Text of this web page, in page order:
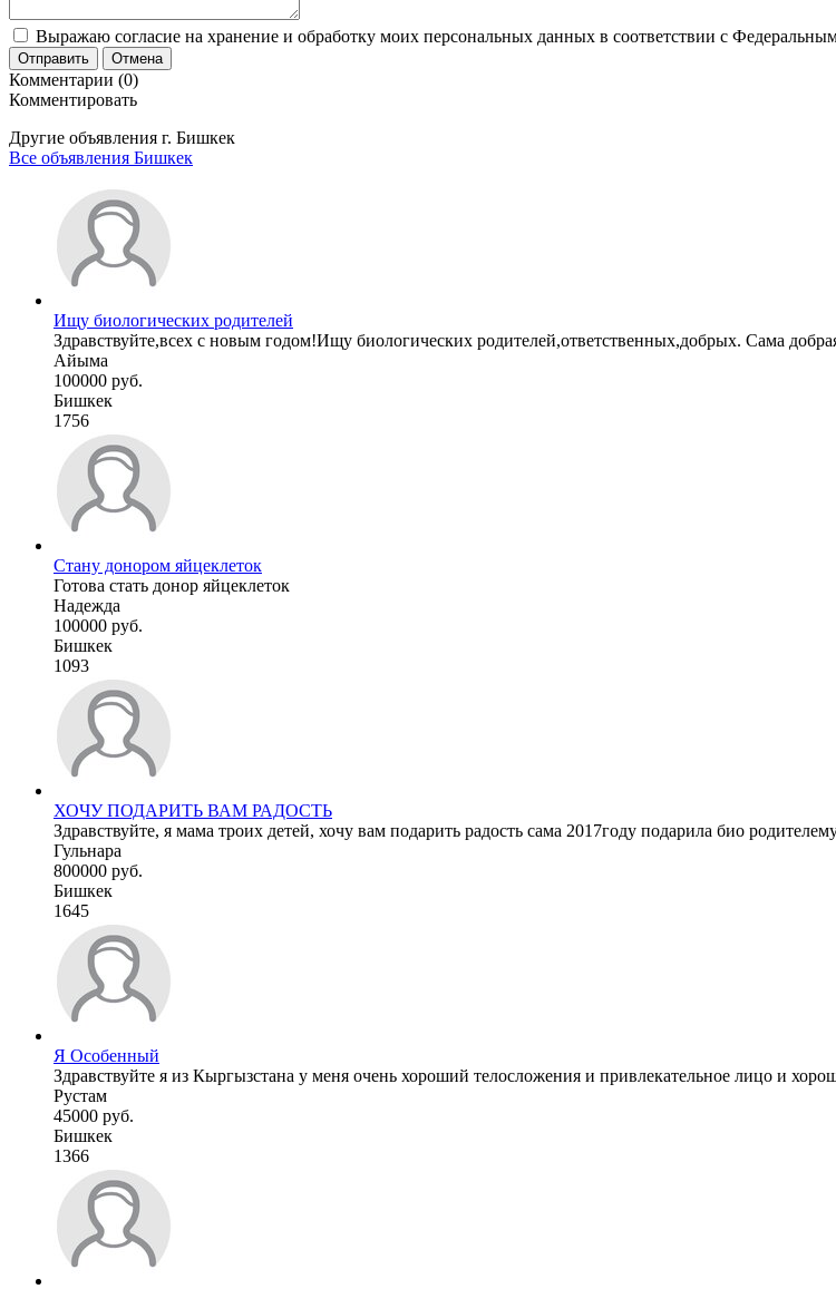
Выражаю согласие на хранение и обработку моих персональных данных в соответствии с
Отправить Отмена
Комментарии (0)
Комментировать
Другие объявления г. Бишкек
Все объявления Бишкек
Ищу биологических родителей
Здравствуйте,всех с новым годом!Ищу биологических родителей,ответственных,добрых. Сама
Айыма
100000 руб.
Бишкек
1756
Стану донором яйцеклеток
Готова стать донор яйцеклеток
Надежда
100000 руб.
Бишкек
1093
ХОЧУ ПОДАРИТЬ ВАМ РАДОСТЬ
Здравствуйте, я мама троих детей, хочу вам подарить радость сама 2017году подарила био
Гульнара
800000 руб.
Бишкек
1645
Я Особенный
Здравствуйте я из Кыргызстана у меня очень хороший телосложения и привлекательное лицо и
Рустам
45000 руб.
Бишкек
1366